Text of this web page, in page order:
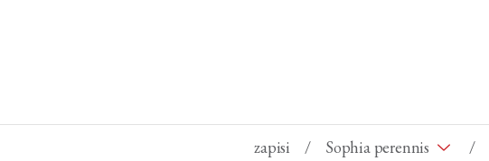
zapisi / Sophia perennis /